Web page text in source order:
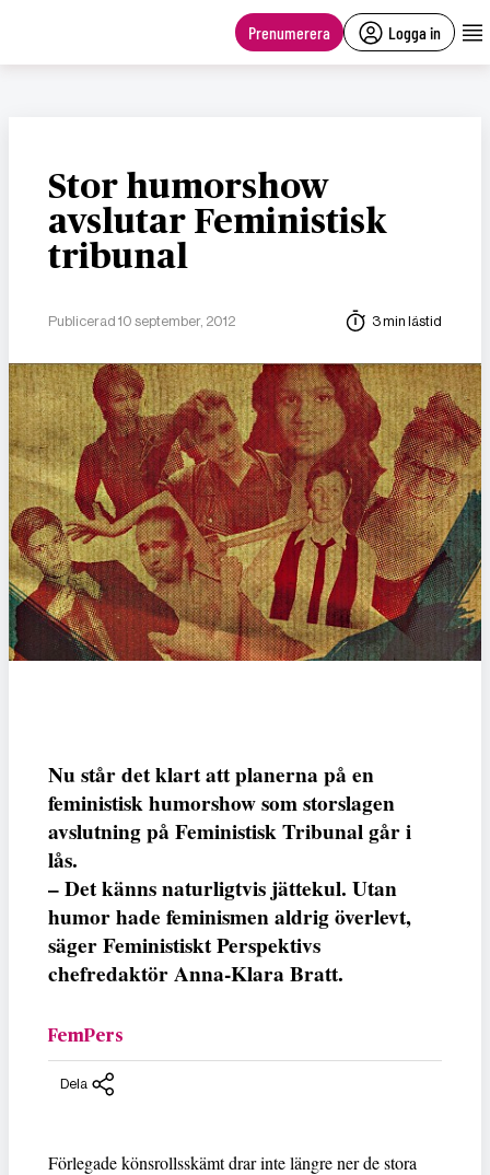
Prenumerera Logga in
Stor humorshow
avslutar Feministisk
tribunal
Publicerad 10 september, 2012 3 min lästid
Nu står det klart att planerna på en
feministisk humorshow som storslagen
avslutning på Feministisk Tribunal går i
lås.
– Det känns naturligtvis jättekul. Utan
humor hade feminismen aldrig överlevt,
säger Feministiskt Perspektivs
chefredaktör Anna-Klara Bratt.
FemPers
Dela
Förlegade könsrollsskämt drar inte längre ner de stora